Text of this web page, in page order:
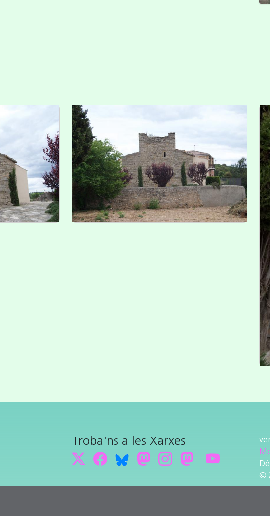
Troba'ns a les Xarxes
©